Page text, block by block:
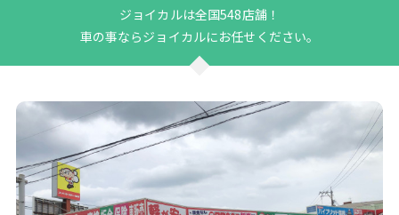
ジョイカルは全国548店舗！
車の事ならジョイカルにお任せください。